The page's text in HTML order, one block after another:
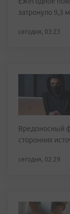
затронуло 9,3
сегодня, 03:23
Вредоносный
сторонних
сегодня, 02:29